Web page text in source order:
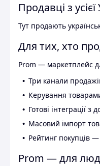
Продавці з
Тут продають
Для тих, хто
Prom — маркетплейс
Три канали
Керування
Готові інтеграції
Масовий імпорт
Рейтинг покупців
Prom — для